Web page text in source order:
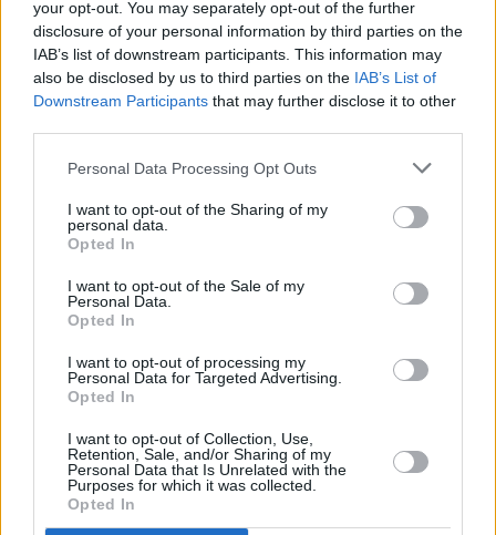
your opt-out. You may separately opt-out of the further
disclosure of your personal information by third parties on the
IAB’s list of downstream participants. This information may
also be disclosed by us to third parties on the IAB’s List of
Downstream Participants that may further disclose it to other
Personal Data Processing Opt Outs
I want to opt-out of the Sharing of my
personal data.
Opted In
I want to opt-out of the Sale of my
Personal Data.
Opted In
I want to opt-out of processing my
Personal Data for Targeted Advertising.
Opted In
I want to opt-out of Collection, Use,
Retention, Sale, and/or Sharing of my
Personal Data that Is Unrelated with the
Purposes for which it was collected.
Opted In
PREVIOUS ARTICLE
Aegean: Διατήρηση
στο ΑΑ από την ICAP
NEXT ARTICLE
κατασκευαστικό κλάδο
RELATED